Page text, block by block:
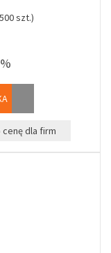
szt.)
cenę dla firm